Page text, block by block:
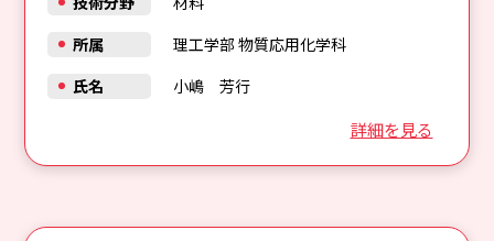
詳細を見る
所属
理工学部 物質応用化学科
氏名
小嶋 芳行